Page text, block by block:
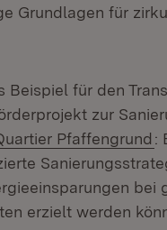
Grundlagen für
Beispiel für den
zur
Pfaffengrund :
bei
erzielt werden